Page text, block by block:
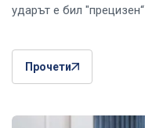
ударът е бил "прецизен“
Прочети